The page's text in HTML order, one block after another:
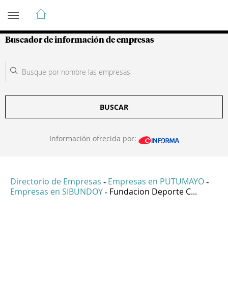
Guía de Empresas Colombianas
Buscador de información de empresas
BUSCAR
Información ofrecida por:
Directorio de Empresas - Empresas en PUTUMAYO -
Empresas en SIBUNDOY - Fundacion Deporte C...